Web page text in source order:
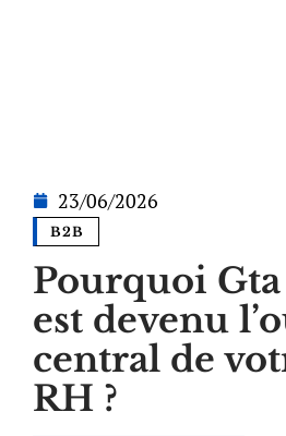
23/06/2026
B2B
Pourquoi Gta
est devenu
central de
RH ?